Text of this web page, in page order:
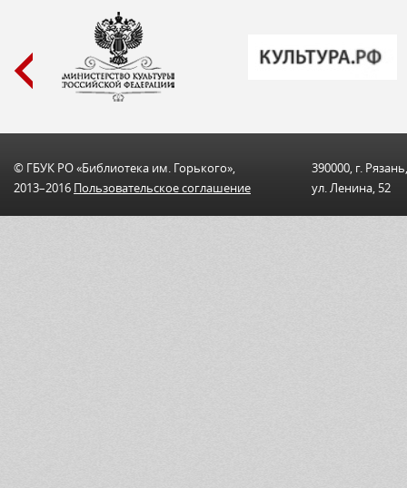
© ГБУК РО «Библиотека им. Горького»,
2013–2016 Пользовательскоe соглашениe
390000, г. Рязань,
ул. Ленина, 52